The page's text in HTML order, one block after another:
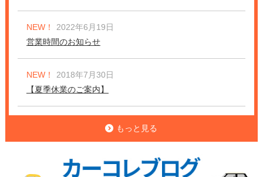
NEW！
2022年6月19日
営業時間のお知らせ
NEW！
2018年7月30日
【夏季休業のご案内】
もっと見る